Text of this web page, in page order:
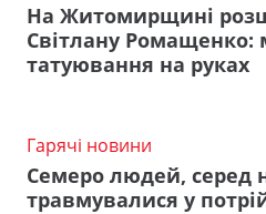
На Житомирщині
Світлану Ромащенко:
татуювання на руках
Гарячі новини
Семеро людей, серед
травмувалися у